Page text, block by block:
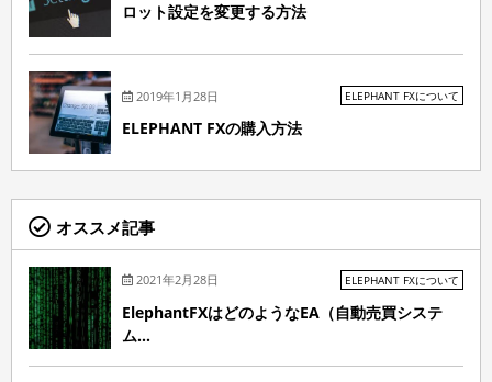
ロット設定を変更する方法
2019年1月28日 ELEPHANT FXについて
ELEPHANT FXの購入方法
オススメ記事
2021年2月28日 ELEPHANT FXについて
ElephantFXはどのようなEA（自動売買システ
ム...